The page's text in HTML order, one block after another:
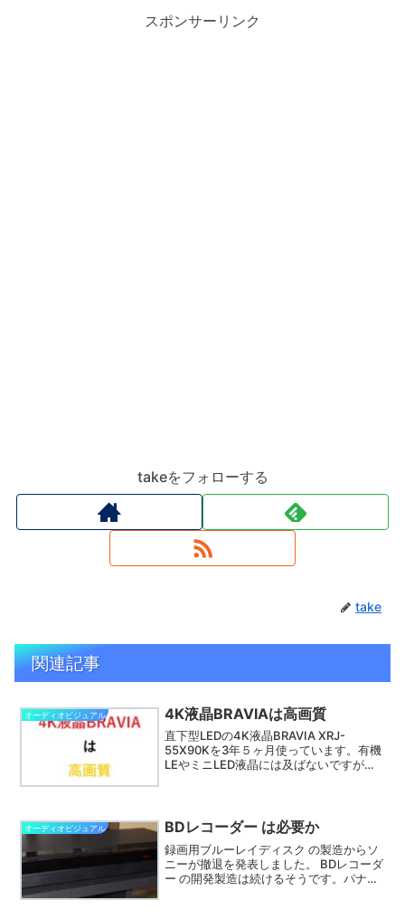
スポンサーリンク
takeをフォローする
take
関連記事
オーディオビジュアル 4K液晶BRAVIAは高画質
直下型LEDの4K液晶BRAVIA XRJ-
55X90Kを3年５ヶ月使っています。有機
LEやミニLED液晶には及ばないですが、
す。
オーディオビジュアル BDレコーダー は必要か
録画用ブルーレイディスク の製造からソ
ニーが撤退を発表しました。 BDレコーダ
ー の開発製造は続けるそうです。パナソ